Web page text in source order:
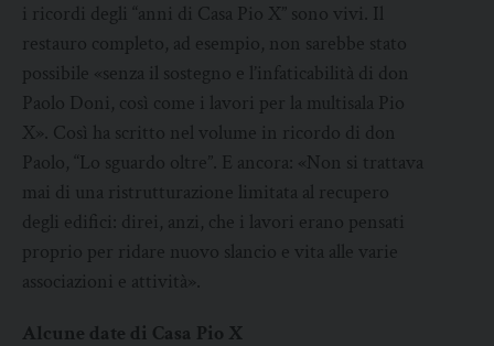
i ricordi degli “anni di Casa Pio X” sono vivi. Il
restauro completo, ad esempio, non sarebbe stato
possibile «senza il sostegno e l’infaticabilità di don
Paolo Doni, così come i lavori per la multisala Pio
X». Così ha scritto nel volume in ricordo di don
Paolo, “Lo sguardo oltre”. E ancora: «Non si trattava
mai di una ristrutturazione limitata al recupero
degli edifici: direi, anzi, che i lavori erano pensati
proprio per ridare nuovo slancio e vita alle varie
associazioni e attività».
Alcune date di Casa Pio X